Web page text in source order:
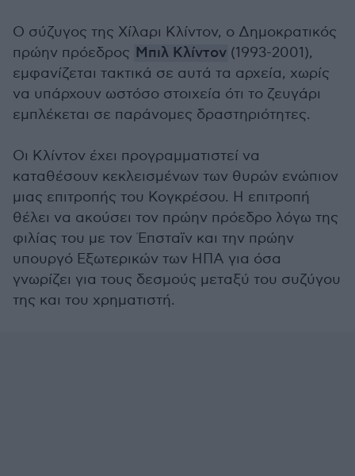
Ο σύζυγος της Χίλαρι Κλίντον, ο Δημοκρατικός
πρώην πρόεδρος Μπιλ Κλίντον (1993-2001),
εμφανίζεται τακτικά σε αυτά τα αρχεία, χωρίς
να υπάρχουν ωστόσο στοιχεία ότι το ζευγάρι
εμπλέκεται σε παράνομες δραστηριότητες.
Οι Κλίντον έχει προγραμματιστεί να
καταθέσουν κεκλεισμένων των θυρών ενώπιον
μιας επιτροπής του Κογκρέσου. Η επιτροπή
θέλει να ακούσει τον πρώην πρόεδρο λόγω της
φιλίας του με τον Έπσταϊν και την πρώην
υπουργό Εξωτερικών των ΗΠΑ για όσα
γνωρίζει για τους δεσμούς μεταξύ του συζύγου
της και του χρηματιστή.